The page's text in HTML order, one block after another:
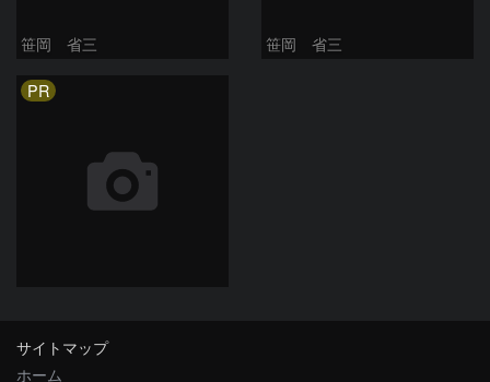
笹岡 省三 笹岡 省三
PR
サイトマップ
ホーム